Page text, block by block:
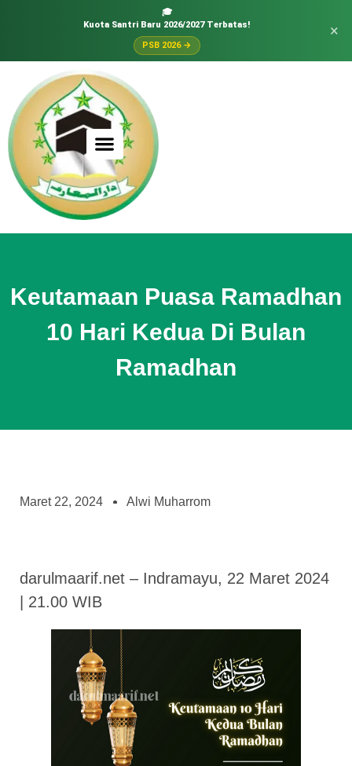
🎓
Kuota Santri Baru 2026/2027 Terbatas!
PSB 2026 →
×
Keutamaan Puasa Ramadhan
10 Hari Kedua Di Bulan
Ramadhan
Maret 22, 2024 Alwi Muharrom
darulmaarif.net – Indramayu, 22 Maret 2024
| 21.00 WIB